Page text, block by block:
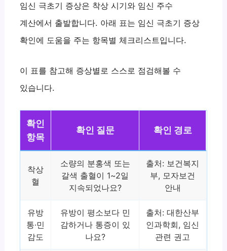
임신 극초기 증상은 착상 시기와 임신 주수
계산에서 출발합니다. 아래 표는 임신 극초기 증상
확인에 도움을 주는 항목별 체크리스트입니다.
이 표를 참고해 증상별로 스스로 점검해볼 수
있습니다.
확인
항목
확인 질문 확인 경로
착상
혈
소량의 분홍색 또는
갈색 출혈이 1~2일
지속되었나요?
출처: 보건복지
부, 모자보건
안내
유방
통·민
감도
유방이 평소보다 민
감하거나 통증이 있
나요?
출처: 대한산부
인과학회, 임신
관련 권고